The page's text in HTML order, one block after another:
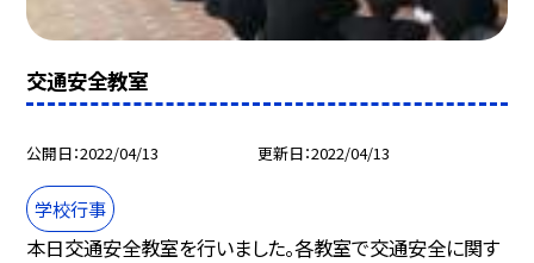
交通安全教室
公開日 2022/04/13 更新日 2022/04/13
学校行事
本日交通安全教室を行いました。各教室で交通安全に関す